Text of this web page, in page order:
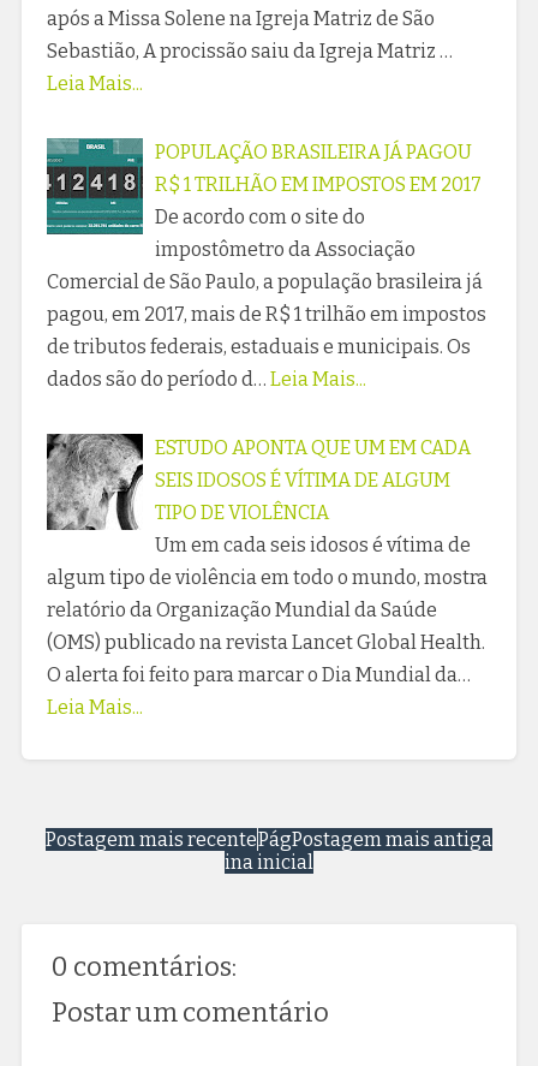
após a Missa Solene na Igreja Matriz de São
Sebastião, A procissão saiu da Igreja Matriz …
Leia Mais...
POPULAÇÃO BRASILEIRA JÁ PAGOU
R$ 1 TRILHÃO EM IMPOSTOS EM 2017
De acordo com o site do
impostômetro da Associação
Comercial de São Paulo, a população brasileira já
pagou, em 2017, mais de R$ 1 trilhão em impostos
de tributos federais, estaduais e municipais. Os
dados são do período d… Leia Mais...
ESTUDO APONTA QUE UM EM CADA
SEIS IDOSOS É VÍTIMA DE ALGUM
TIPO DE VIOLÊNCIA
Um em cada seis idosos é vítima de
algum tipo de violência em todo o mundo, mostra
relatório da Organização Mundial da Saúde
(OMS) publicado na revista Lancet Global Health.
O alerta foi feito para marcar o Dia Mundial da…
Leia Mais...
Postagem mais recente Postagem mais antiga
Pág
ina inicial
0 comentários:
Postar um comentário